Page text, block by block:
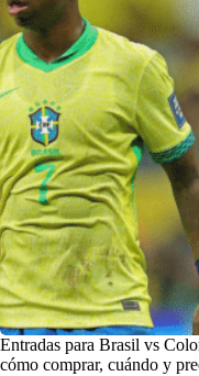
Entradas para Brasil vs
cómo comprar, cuándo y